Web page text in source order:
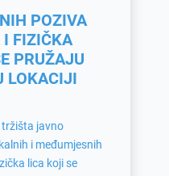
POZIVA
FIZIČKA
PRUŽAJU
LOKACIJI
javno
i međumjesnih
lica koji se